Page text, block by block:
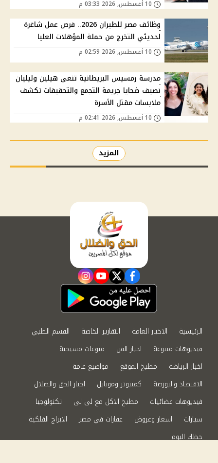
وظائف مصر للطيران 2026.. فرص عمل شاغرة
لحديثي التخرج من حملة المؤهلات العليا
مدرسة رمسيس البريطانية تنعى هيلين وليليان
نصيف ضحايا جريمة التجمع والتحقيقات تكشف
ملابسات مقتل الأسرة
المزيد
facebook
twitter
youtube
instagram
الرئيسية الاخبار العامة التقارير الخاصة
القسم الطبي
فيديوهات متنوعة
اخبار الفن
منوعات مسيحية
اخبار الرياضة
مطبخ الموقع
مواضيع عامة
الاقتصاد والبورصة
كمبيوتر وموبايل
اخبار الحق والضلال
فيديوهات فضائيات
مطبخ الاكل مع لى لى
تكنولوجيا
سيارات
اسعار وعروض عقارات في مصر
الابراج الفلكية
حظك اليوم